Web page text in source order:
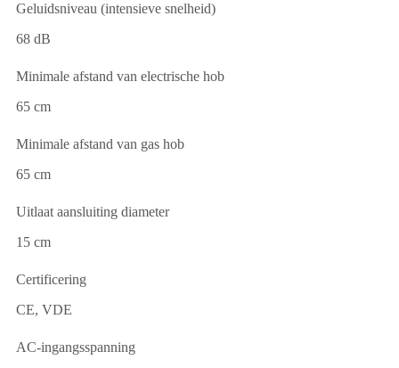
Geluidsniveau (intensieve snelheid)
68 dB
Minimale afstand van electrische hob
65 cm
Minimale afstand van gas hob
65 cm
Uitlaat aansluiting diameter
15 cm
Certificering
CE, VDE
AC-ingangsspanning